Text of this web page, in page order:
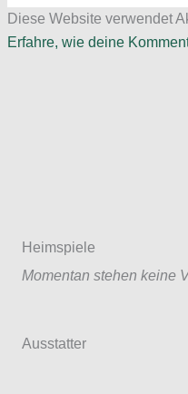
Diese Website verwendet
Erfahre, wie deine
Heimspiele
Momentan stehen keine
Ausstatter